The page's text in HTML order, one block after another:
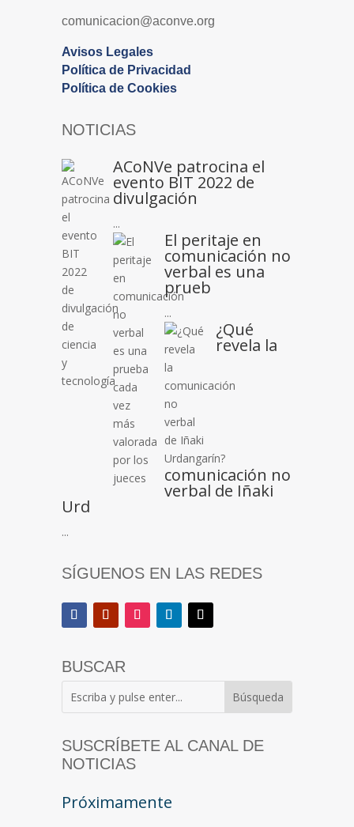
comunicacion@aconve.org
Avisos Legales
Política de Privacidad
Política de Cookies
NOTICIAS
ACoNVe patrocina el
evento BIT 2022 de
divulgación
...
El peritaje en
comunicación no
verbal es una
prueb
...
¿Qué
revela la
comunicación no
verbal de Iñaki
Urd
...
SÍGUENOS EN LAS REDES
BUSCAR
SUSCRÍBETE AL CANAL DE
NOTICIAS
Próximamente